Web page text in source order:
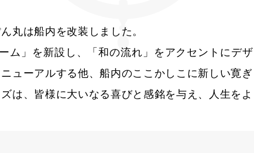
丸は船内を改装しました。
ム」を新設し、「和の流れ」をアクセントにデ
ューアルする他、船内のここかしこに新しい寛ぎ
は、皆様に大いなる喜びと感銘を与え、人生をよ